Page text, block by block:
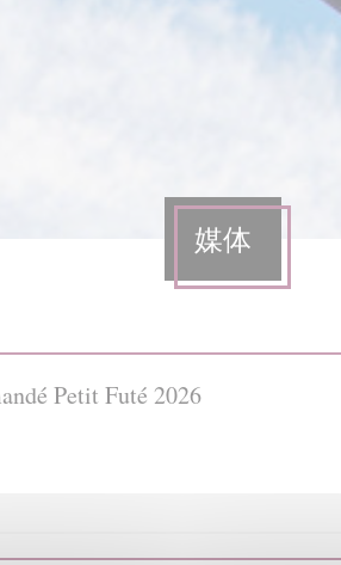
媒体
Petit Futé 2026
窗口中打开))